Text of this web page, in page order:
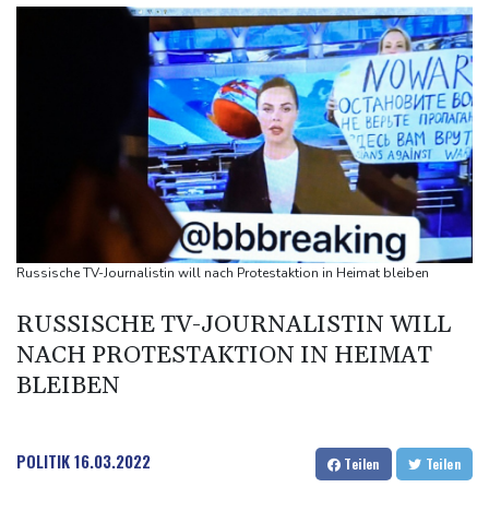
Bundesverfassungsgericht: Bundestag muss "zeitnah" über
Wahleinsprüche entscheiden
KI-Boom: Siemens verzeichnet Rekord bei Auftragseingang und
deutliche Gewinnzuwachs
Frau aus Berliner Kleingartenvorstand soll fast eine Million Euro
veruntreut haben
Zahl deutscher Azubis sinkt deutlich - Anstieg bei ausländischen
Auszubildenden
Frau fällt bei Gewitter von Motorboot in Bodensee und stirbt
festgenommen
Myanmars Ex-General Min Aung Hlaing zu erstem Besuch in
Thailand als Präsident
Russische TV-Journalistin will nach Protestaktion in Heimat bleiben
RUSSISCHE TV-JOURNALISTIN WILL
NACH PROTESTAKTION IN HEIMAT
BLEIBEN
POLITIK16.03.2022 Teilen Teilen